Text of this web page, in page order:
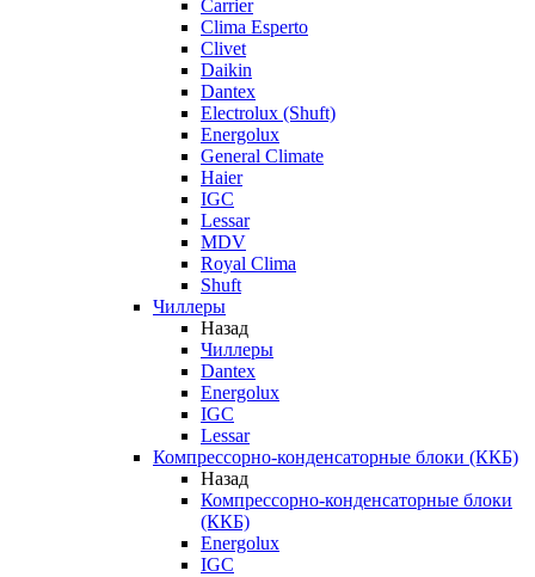
Carrier
Clima Esperto
Clivet
Daikin
Dantex
Electrolux (Shuft)
Energolux
General Climate
Haier
IGC
Lessar
MDV
Royal Clima
Shuft
Чиллеры
Назад
Чиллеры
Dantex
Energolux
IGC
Lessar
Компрессорно-конденсаторные блоки (ККБ)
Назад
Компрессорно-конденсаторные блоки
(ККБ)
Energolux
IGC